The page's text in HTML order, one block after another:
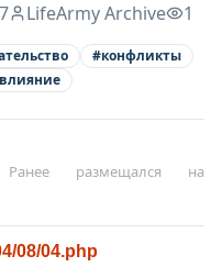
LifeArmy Archive 1
#конфликты
влияние
размещался на
08/04.php